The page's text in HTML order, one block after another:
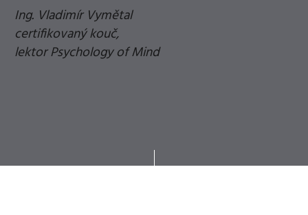
Ing. Vladimír Vymětal
certifikovaný kouč,
lektor Psychology of Mind